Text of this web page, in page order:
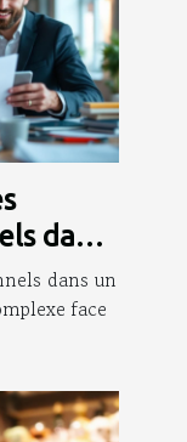
dans
dans un
face